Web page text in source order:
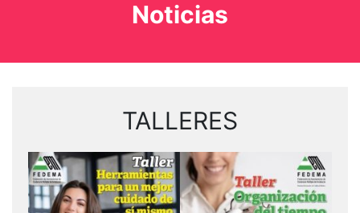
Noticias
TALLERES